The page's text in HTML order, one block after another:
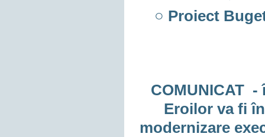
○ Proiect
COMUNICAT -
Eroilor va fi
modernizare